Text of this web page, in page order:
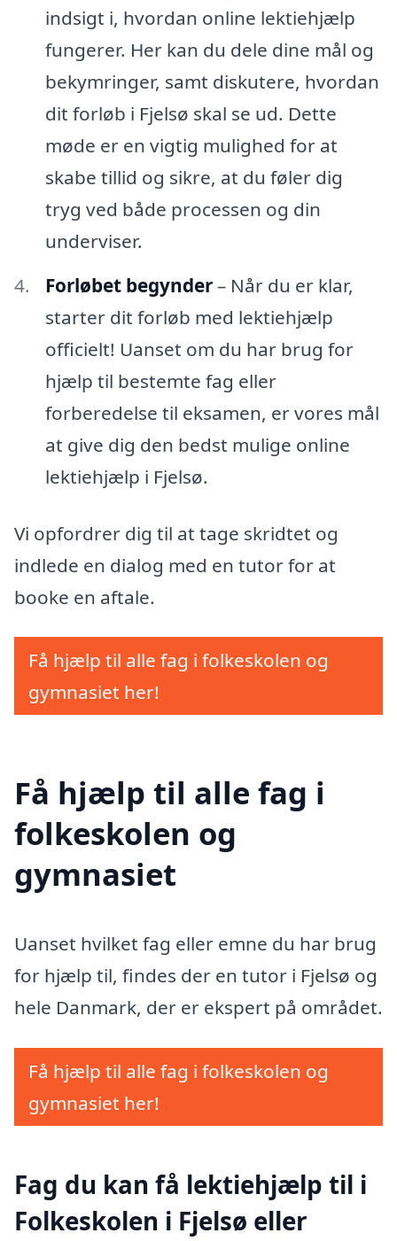
indsigt i, hvordan online lektiehjælp
fungerer. Her kan du dele dine mål og
bekymringer, samt diskutere, hvordan
dit forløb i Fjelsø skal se ud. Dette
møde er en vigtig mulighed for at
skabe tillid og sikre, at du føler dig
tryg ved både processen og din
underviser.
Forløbet begynder– Når du er klar,
starter dit forløb med lektiehjælp
officielt! Uanset om du har brug for
hjælp til bestemte fag eller
forberedelse til eksamen, er vores mål
at give dig den bedst mulige online
lektiehjælp i Fjelsø.
Vi opfordrer dig til at tage skridtet og
indlede en dialog med en tutor for at
booke en aftale.
Få hjælp til alle fag i folkeskolen og
gymnasiet her!
Få hjælp til alle fag i
folkeskolen og
gymnasiet
Uanset hvilket fag eller emne du har brug
for hjælp til, findes der en tutor i Fjelsø og
hele Danmark, der er ekspert på området.
Få hjælp til alle fag i folkeskolen og
gymnasiet her!
Fag du kan få lektiehjælp til i
Folkeskolen i Fjelsø eller